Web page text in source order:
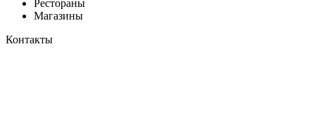
Рестораны
Магазины
Контакты